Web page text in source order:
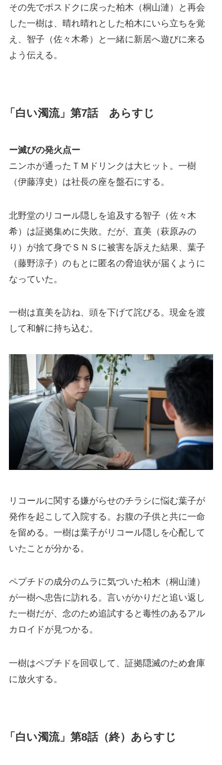
その先でポスドクに戻った柏木（桐山漣）と再会
した一樹は、晴れ晴れとした柏木にいら立ちを覚
え、智子（佐々木希）と一緒に新居へ遊びに来る
よう伝える。
「白い濁流」第7話 あらすじ
ー滅びの発火点ー
ニンホが通ったＴＭドリンクは大ヒット。一樹
（伊藤淳史）は社長の座を盤石にする。
北野堂のリコール隠しを追及する智子（佐々木
希）は証拠集めに失敗。だが、直美（萩原みの
り）が捨て身でＳＮＳに被害を訴えた結果、葉子
（藤野涼子）のもとに匿名の脅迫状が届くように
なっていた。
一樹は直美を訪ね、頭を下げて詫びる。現金を渡
して和解に持ち込む。
リコールに関する嫌がらせのチラシに悩む葉子が
発作を起こして入院する。お腹の子供と共に一命
を留める。一樹は葉子がリコール隠しを心配して
いたことが分かる。
ペプチドの成分のムラに気づいた柏木（桐山漣）
が一樹へ忠告に訪れる。言いがかりだと追い返し
た一樹だが、念のため追試すると毒性のあるアル
カロイドが見つかる。
一樹はペプチドを回収して、証拠隠滅のため倉庫
に放火する。
「白い濁流」第8話（終）あらすじ